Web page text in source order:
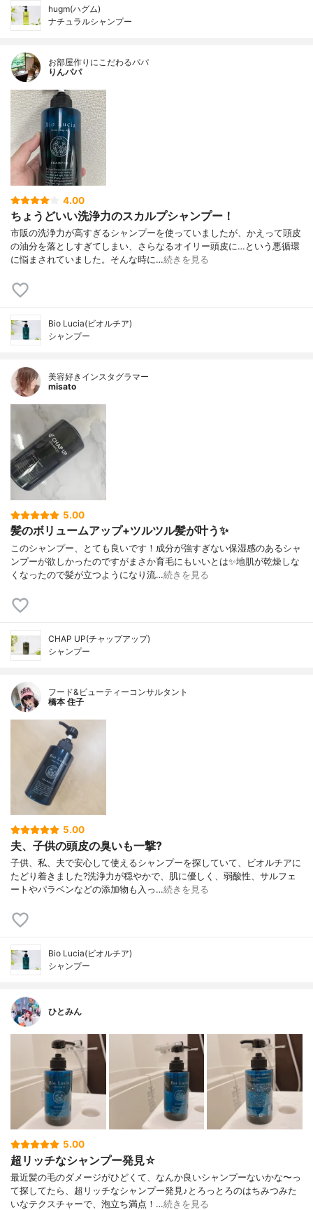
hugm(ハグム)
ナチュラルシャンプー
お部屋作りにこだわるパパ
りんパパ
4.00
ちょうどいい洗浄力のスカルプシャンプー！
市販の洗浄力が高すぎるシャンプーを使っていましたが、かえって頭皮
の油分を落としすぎてしまい、さらなるオイリー頭皮に…という悪循環
に悩まされていました。そんな時に…続きを見る
Bio Lucia(ビオルチア)
シャンプー
美容好きインスタグラマー
misato
5.00
髪のボリュームアップ+ツルツル髪が叶う✨
このシャンプー、とても良いです！成分が強すぎない保湿感のあるシャ
ンプーが欲しかったのですがまさか育毛にもいいとは✨地肌が乾燥しな
くなったので髪が立つようになり流…続きを見る
CHAP UP(チャップアップ)
シャンプー
フード&ビューティーコンサルタント
橋本 住子
5.00
夫、子供の頭皮の臭いも一撃?
子供、私、夫で安心して使えるシャンプーを探していて、ビオルチアに
たどり着きました?洗浄力が穏やかで、肌に優しく、弱酸性、サルフェ
ートやパラベンなどの添加物も入っ…続きを見る
Bio Lucia(ビオルチア)
シャンプー
ひとみん
5.00
超リッチなシャンプー発見☆
最近髪の毛のダメージがひどくて、なんか良いシャンプーないかな〜っ
て探してたら、超リッチなシャンプー発見♪とろっとろのはちみつみた
いなテクスチャーで、泡立ち満点！…続きを見る